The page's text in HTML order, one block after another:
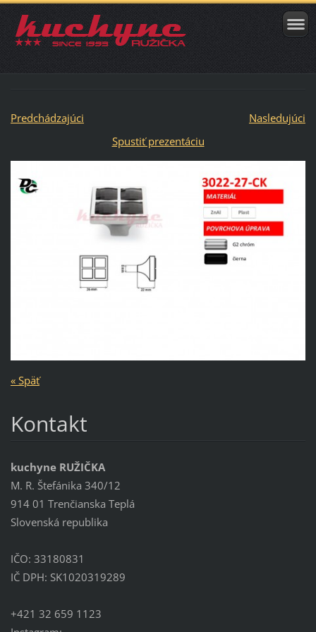
Predchádzajúci
Nasledujúci
Spustiť prezentáciu
« Späť
Kontakt
kuchyne RUŽIČKA
M. R. Štefánika 340/12
914 01 Trenčianska Teplá
Slovenská republika
IČO: 33180831
IČ DPH: SK1020319289
+421 32 659 1123